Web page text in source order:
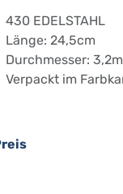
430 EDELSTAHL
Länge: 24,5cm
Durchmesser:
Verpackt im